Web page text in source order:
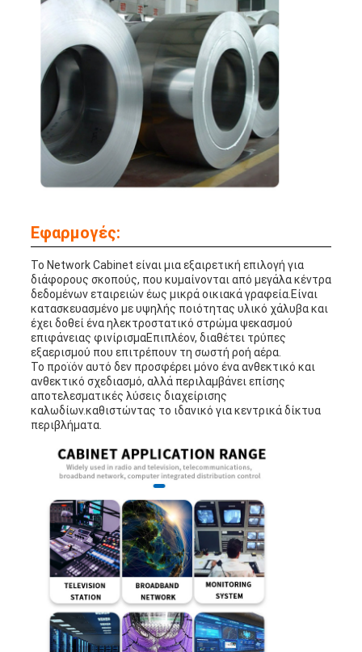
Εφαρμογές:
Το Network Cabinet είναι μια εξαιρετική επιλογή για
διάφορους σκοπούς, που κυμαίνονται από μεγάλα κέντρα
δεδομένων εταιρειών έως μικρά οικιακά γραφεία.Είναι
κατασκευασμένο με υψηλής ποιότητας υλικό χάλυβα και
έχει δοθεί ένα ηλεκτροστατικό στρώμα ψεκασμού
επιφάνειας φινίρισμαΕπιπλέον, διαθέτει τρύπες
εξαερισμού που επιτρέπουν τη σωστή ροή αέρα.
Το προϊόν αυτό δεν προσφέρει μόνο ένα ανθεκτικό και
ανθεκτικό σχεδιασμό, αλλά περιλαμβάνει επίσης
αποτελεσματικές λύσεις διαχείρισης
καλωδίων.καθιστώντας το ιδανικό για κεντρικά δίκτυα
περιβλήματα.